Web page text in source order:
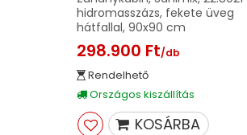
hidromasszázs, fekete üveg
hátfallal, 90x90 cm
298.900 Ft/db
Rendelhető
Országos kiszállítás
KOSÁRBA